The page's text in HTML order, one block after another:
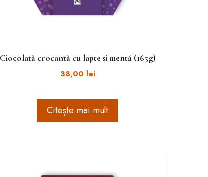
Ciocolată crocantă cu lapte și mentă (165g)
38,00 lei
Citește mai mult